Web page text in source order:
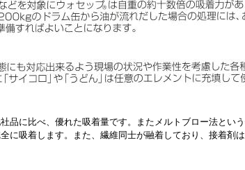
品に比べ、優れた吸着量です。またメルトブロー法という
に吸着します。また、繊維同士が融着しており、接着剤